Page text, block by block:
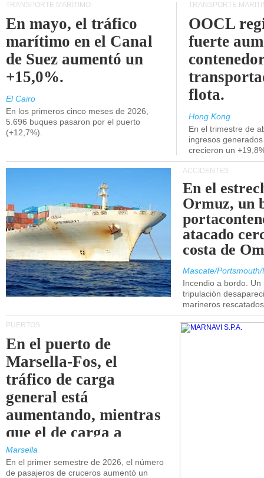
TRANSPORTE MARÍTIMO
En mayo, el tráfico
marítimo en el Canal
de Suez aumentó un
+15,0%.
El Cairo
En los primeros cinco meses de 2026,
5.696 buques pasaron por el puerto
(+12,7%).
TRANSPORTE
OOCL
fuerte
flota.
Hong Kong
En el trimestre de
ingresos
crecieron un
ACCIDENTES
En el
Ormuz, un
atacado
costa de
Mascate/
Incendio a bordo.
tripulación
marineros
PUERTOS
En el puerto de
Marsella-Fos, el
tráfico de carga
general está
aumentando, mientras
que el de carga a
granel está
disminuyendo.
Marsella
En el primer semestre de 2026, el número
de pasajeros de cruceros aumentó un